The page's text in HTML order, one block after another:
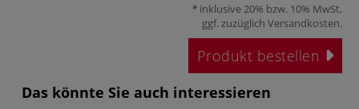
inklusive 20% bzw. 10% MwSt,
ggf. zuzüglich Versandkosten.
Produkt bestellen
Das könnte Sie auch interessieren